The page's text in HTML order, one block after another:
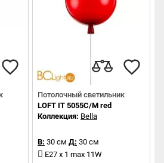
Потолочный светильник
LOFT IT 5055C/M red
Коллекция: Bella
В: 30 см Д: 30 см
E27 x 1 max 11W